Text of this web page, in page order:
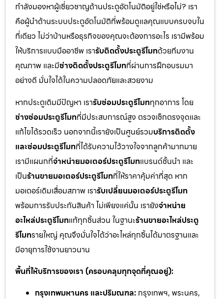
กำลังมองหาผู้เชี่ยวชาญด้านประตูอัตโนมัติอยู่ใช่หรือไม่? เรา
คือผู้นำด้านระบบประตูอัตโนมัติที่พร้อมดูแลคุณแบบครบจบใน
ที่เดียว ไม่ว่าบ้านหรือธุรกิจของคุณจะต้องการอะไร เรามีพร้อม
ให้บริการแบบมืออาชีพ เรารับติดตั้งประตูรีโมทด้วยทีมงาน
คุณภาพ และมีช่างติดตั้งประตูรีโมทที่ผ่านการฝึกอบรมมา
อย่างดี มั่นใจได้ในความปลอดภัยและสวยงาม
หากประตูเดิมมีปัญหา เรารับซ่อมประตูรีโมททุกอาการ โดย
ช่างซ่อมประตูรีโมทที่มีประสบการณ์สูง ตรวจเช็กตรงจุดและ
แก้ไขได้รวดเร็ว นอกจากนี้เรายังเป็นศูนย์รวมบริการติดตั้ง
และซ่อมประตูรีโมทที่ได้รับความไว้วางใจจากลูกค้ามากมาย
เรามีแผนกที่จำหน่ายมอเตอร์ประตูรีโมทแบรนด์ชั้นนำ และ
เป็นร้านขายมอเตอร์ประตูรีโมทที่ให้ราคาคุ้มค่าที่สุด หาก
มอเตอร์เดิมเสื่อมสภาพ เรารับเปลี่ยนมอเตอร์ประตูรีโมท
พร้อมการรับประกันสินค้า ไม่เพียงแค่นั้น เรายังจำหน่าย
อะไหล่ประตูรีโมทแท้ทุกชิ้นส่วน ในฐานะร้านขายอะไหล่ประตู
รีโมทรายใหญ่ คุณจึงมั่นใจได้ว่าอะไหล่ทุกชิ้นได้มาตรฐานและ
มีอายุการใช้งานยาวนาน
พื้นที่ให้บริการของเรา (ครอบคลุมทุกจุดที่คุณอยู่):
กรุงเทพมหานคร และปริมณฑล: กรุงเทพฯ, พระนคร,